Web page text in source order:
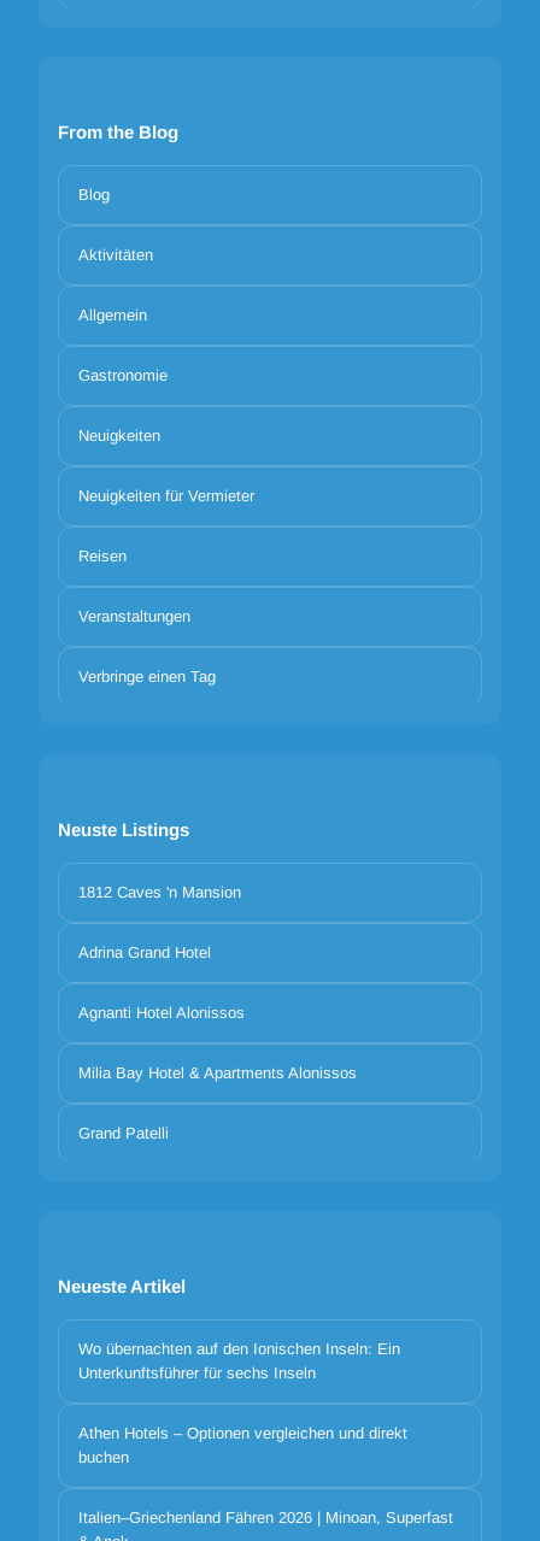
From the Blog
Blog
Aktivitäten
Allgemein
Gastronomie
Neuigkeiten
Neuigkeiten für Vermieter
Reisen
Veranstaltungen
Verbringe einen Tag
Neuste Listings
1812 Caves 'n Mansion
Adrina Grand Hotel
Agnanti Hotel Alonissos
Milia Bay Hotel & Apartments Alonissos
Grand Patelli
Neueste Artikel
Wo übernachten auf den Ionischen Inseln: Ein
Unterkunftsführer für sechs Inseln
Athen Hotels – Optionen vergleichen und direkt
buchen
Italien–Griechenland Fähren 2026 | Minoan, Superfast